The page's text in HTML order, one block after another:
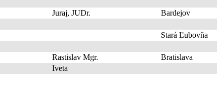
Juraj, JUDr. Bardejov
Stará Ľubovňa
Rastislav Mgr. Bratislava
Iveta